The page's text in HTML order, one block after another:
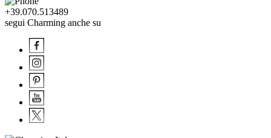
+39.070.513489
segui Charming anche su